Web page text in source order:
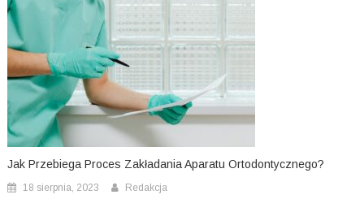
Jak Przebiega Proces Zakładania Aparatu Ortodontycznego?
18 sierpnia, 2023 Redakcja